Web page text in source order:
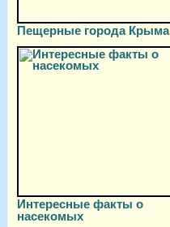
Пещерные города Крыма
Интересные факты о
насекомых